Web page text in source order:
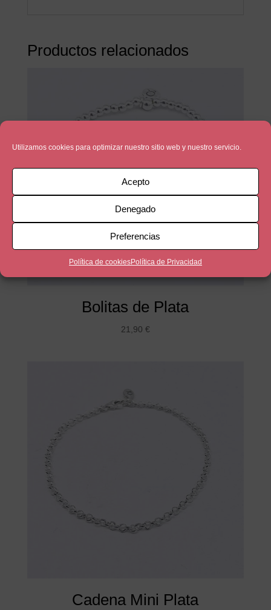
Utilizamos cookies para optimizar nuestro sitio web y nuestro servicio.
Acepto
Denegado
Preferencias
Política de cookiesPolítica de Privacidad
Productos relacionados
Bolitas de Plata
21,90 €
Cadena Mini Plata